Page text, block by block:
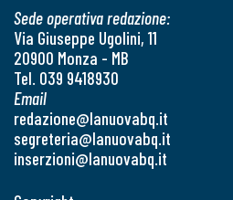
Sede operativa redazione:
Via Giuseppe Ugolini, 11
20900 Monza - MB
Tel. 039 9418930
Email
redazione@lanuovabq.it
segreteria@lanuovabq.it
inserzioni@lanuovabq.it